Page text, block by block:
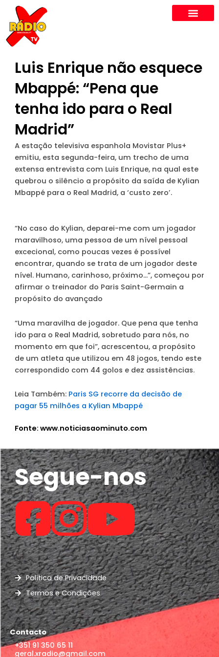
content
Luis Enrique não esquece
Mbappé: “Pena que
tenha ido para o Real
Madrid”
A estação televisiva espanhola Movistar Plus+
emitiu, esta segunda-feira, um trecho de uma
extensa entrevista com Luis Enrique, na qual este
quebrou o silêncio a propósito da saída de Kylian
Mbappé para o Real Madrid, a ‘custo zero’.
“No caso do Kylian, deparei-me com um jogador
maravilhoso, uma pessoa de um nível pessoal
excecional, como poucas vezes é possível
encontrar, quando se trata de um jogador deste
nível. Humano, carinhoso, próximo…”, começou por
afirmar o treinador do Paris Saint-Germain a
propósito do avançado
“Uma maravilha de jogador. Que pena que tenha
ido para o Real Madrid, sobretudo para nós, no
momento em que foi”, acrescentou, a propósito
de um atleta que utilizou em 48 jogos, tendo este
correspondido com 44 golos e dez assistências.
Leia Também: Paris SG recorre da decisão de
pagar 55 milhões a Kylian Mbappé
Fonte: www.noticiasaominuto.com
Segue-nos
Política de Privacidade
Termos e Condições
Contacto
+351 91 350 65 11
geral.xradio@gmail.com